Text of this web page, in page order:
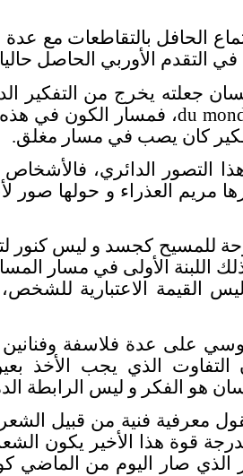
الحافل بالتقاطعات مع عدة
التقدم الأوربي الحاصل حاليا
جعلته يخرج من التفكير
du، فمسار الكون في هذه
كان يصب في مسار مغلق.
الدائري، فالأشخاص
مريم العذراء و حولها صور
للمسيح كجسد و ليس كنور
اللبنة الأولى في مسار
القيمة الاعتبارية
على عدة فلاسفة
الذي يجب الأخذ بعين
هو الفكر و ليس الرابطة
معرفية فنية من قبيل
قوة هذا الأخير يكون
الذي صار اليوم من الماضي